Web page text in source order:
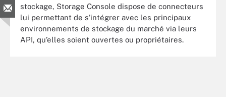
stockage, Storage Console dispose de connecteurs
lui permettant de s’intégrer avec les principaux
environnements de stockage du marché via leurs
API, qu’elles soient ouvertes ou propriétaires.